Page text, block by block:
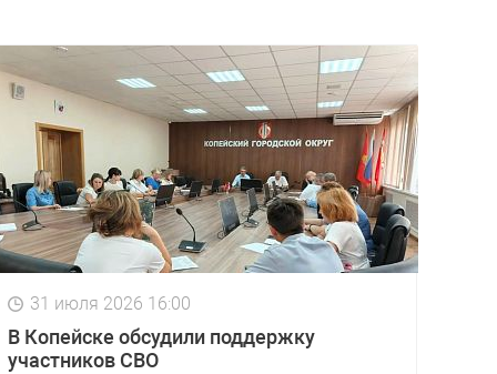
31 июля 2026 16:00
В Копейске обсудили поддержку
участников СВО